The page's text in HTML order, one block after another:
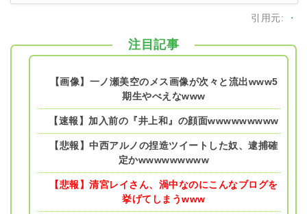
引用元: ・
注目記事
【画像】一ノ瀬美空のメス画像が次々と流出www5
期生やべえなwww
【速報】加入前の『井上和』の顔面wwwwwwwww
【悲報】中西アルノの捏造ツイートした奴、逮捕確
定かwwwwwwwww
【悲報】清宮レイさん、渦中なのにこんなブログを
挙げてしまうwww